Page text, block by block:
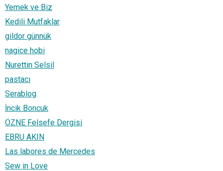
Yemek ve Biz
Kedili Mutfaklar
gildor günnük
nagice hobi
Nurettin Selsil
pastacı
Serablog
İncik Boncuk
ÖZNE Felsefe Dergisi
EBRU AKIN
Las labores de Mercedes
Sew in Love